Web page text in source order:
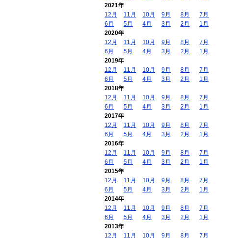
2021年
12月
11月 10月 9月 8月
7月
6月
5月 4月 3月 2月
1月
2020年
12月
11月 10月 9月 8月
7月
6月
5月 4月 3月 2月
1月
2019年
12月
11月 10月 9月 8月
7月
6月
5月 4月 3月 2月
1月
2018年
12月
11月 10月 9月 8月
7月
6月
5月 4月 3月 2月
1月
2017年
12月
11月 10月 9月 8月
7月
6月
5月 4月 3月 2月
1月
2016年
12月
11月 10月 9月 8月
7月
6月
5月 4月 3月 2月
1月
2015年
12月
11月 10月 9月 8月
7月
6月
5月 4月 3月 2月
1月
2014年
12月
11月 10月 9月 8月
7月
6月
5月 4月 3月 2月
1月
2013年
12月
11月 10月 9月 8月 7月